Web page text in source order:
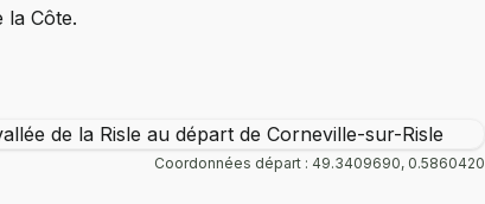
la Côte.
Coordonnées départ : 49.3409690, 0.5860420